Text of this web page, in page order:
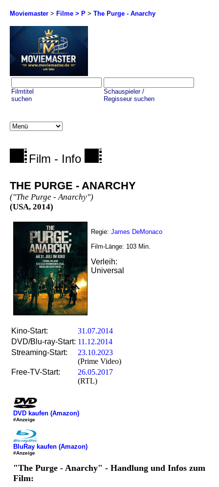
Moviemaster > Filme > P > The Purge - Anarchy
Filmtitel
suchen
Schauspieler /
Regisseur suchen
Film - Info
THE PURGE - ANARCHY
("The Purge - Anarchy")
(USA, 2014)
Regie: James DeMonaco
Film-Länge: 103 Min.
Verleih:
Universal
Kino-Start:
31.07.2014
DVD/Blu-ray-Start: 11.12.2014
Streaming-Start:
23.10.2023
(Prime Video)
Free-TV-Start:
26.05.2017
(RTL)
DVD kaufen (Amazon)
#Anzeige
BluRay kaufen (Amazon)
#Anzeige
"The Purge - Anarchy" - Handlung und Infos zum
Film: